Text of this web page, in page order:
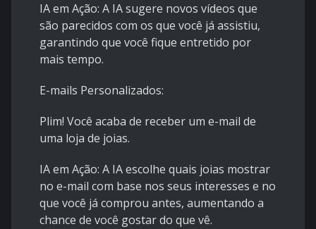
IA em Ação: A IA sugere novos vídeos que
são parecidos com os que você já assistiu,
garantindo que você fique entretido por
mais tempo.
E-mails Personalizados:
Plim! Você acaba de receber um e-mail de
uma loja de joias.
IA em Ação: A IA escolhe quais joias mostrar
no e-mail com base nos seus interesses e no
que você já comprou antes, aumentando a
chance de você gostar do que vê.